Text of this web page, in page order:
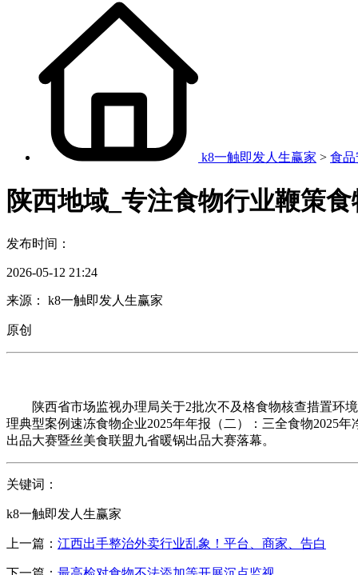
k8一触即发人生赢家 > 食
陕西地域_专注食物行业鞭策
发布时间：
2026-05-12 21:24
来源： k8一触即发人生赢家
原创
陕西省市场监视办理局关于2批次不及格食物核查措置环境
理典型案例速冻食物企业2025年年报（二）：三全食物2025
出品大赛暨丝美食联盟九省暖锅出品大赛落幕。
关键词：
k8一触即发人生赢家
上一篇： 江西出手整治外卖行业乱象！平台、商家、告白